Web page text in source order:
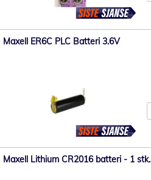
Maxell ER6C PLC Batteri 3.6V
Maxell Lithium CR2016 batteri - 1 stk.